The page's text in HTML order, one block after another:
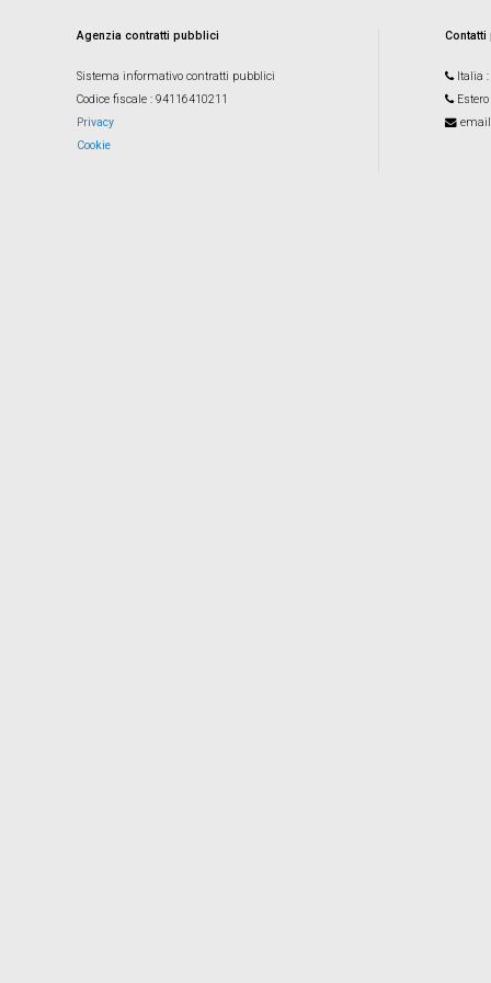
Agenzia contratti pubblici
Sistema informativo contratti pubblici
Codice fiscale : 94116410211
Privacy
Cookie
Italia
Estero
email